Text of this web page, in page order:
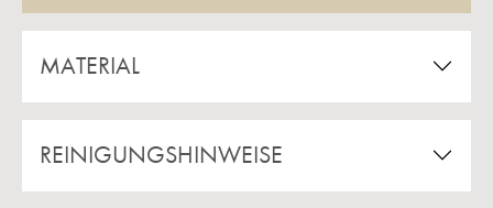
MATERIAL
REINIGUNGSHINWEISE